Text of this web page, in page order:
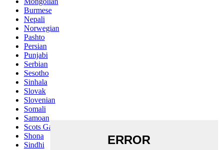
Burmese
Nepali
Norwegian
Pashto
Persian
Punjabi
Serbian
Sesotho
Sinhala
Slovak
Slovenian
Somali
Samoan
Scots Gaelic
Shona
Sindhi